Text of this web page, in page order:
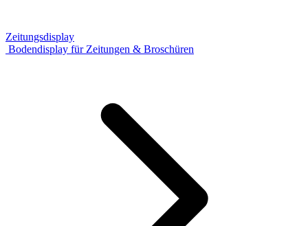
Zeitungsdisplay
Bodendisplay für Zeitungen & Broschüren